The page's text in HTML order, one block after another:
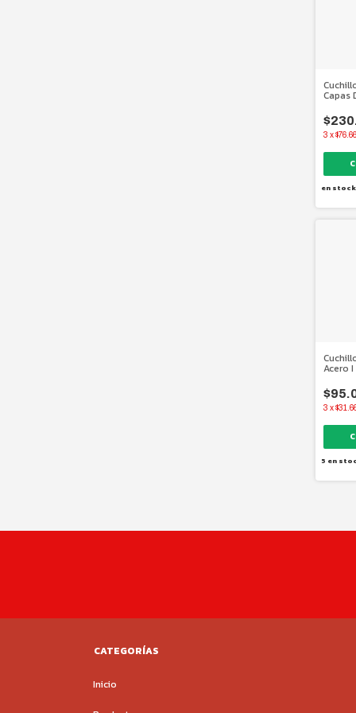
Capas
3 x
en stock
Acero
3 x
5 en
CATEGORÍAS
Inicio